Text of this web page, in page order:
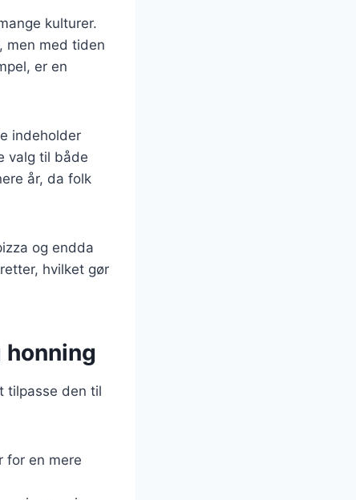
kulturer.
men med tiden
er en
indeholder
valg til både
år, da folk
og endda
hvilket gør
tilpasse den til
for en mere